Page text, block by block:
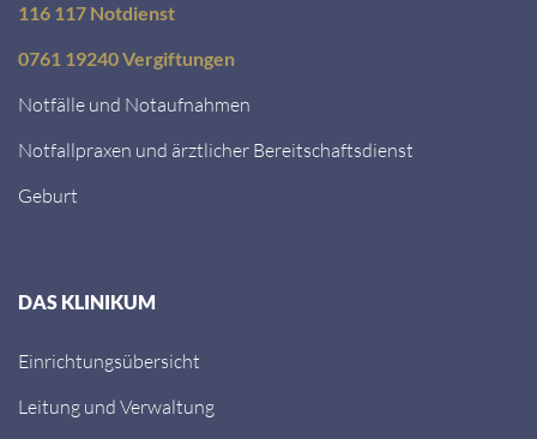
116 117 Notdienst
0761 19240 Vergiftungen
Notfälle und Notaufnahmen
Notfallpraxen und ärztlicher Bereitschaftsdienst
Geburt
DAS KLINIKUM
Einrichtungsübersicht
Leitung und Verwaltung